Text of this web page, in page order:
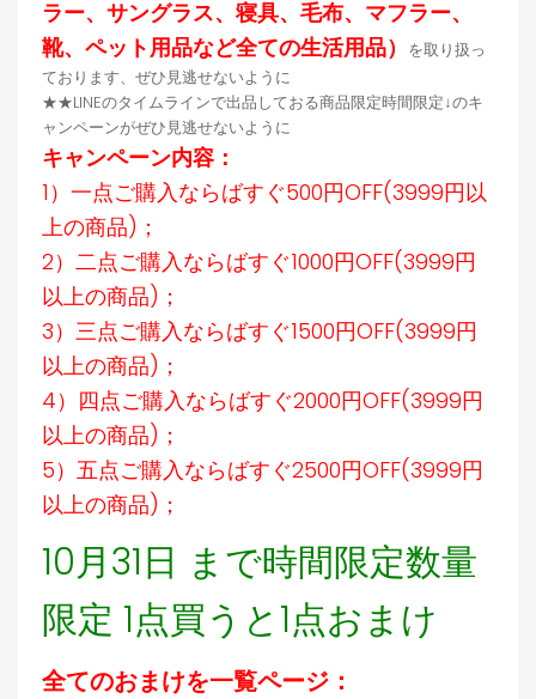
ラー、サングラス、寝具、毛布、マフラー、
靴、ペット用品など全ての生活用品）
を取り扱っ
ております、ぜひ見逃せないように
★★LINEのタイムラインで出品しておる商品限定時間限定↓のキ
ャンペーンがぜひ見逃せないように
キャンペーン内容：
1）一点ご購入ならばすぐ500円OFF(3999円以
上の商品)；
2）二点ご購入ならばすぐ1000円OFF(3999円
以上の商品)；
3）三点ご購入ならばすぐ1500円OFF(3999円
以上の商品)；
4）四点ご購入ならばすぐ2000円OFF(3999円
以上の商品)；
5）五点ご購入ならばすぐ2500円OFF(3999円
以上の商品)；
10月31日 まで時間限定数量
限定 1点買うと1点おまけ
全てのおまけを一覧ページ：